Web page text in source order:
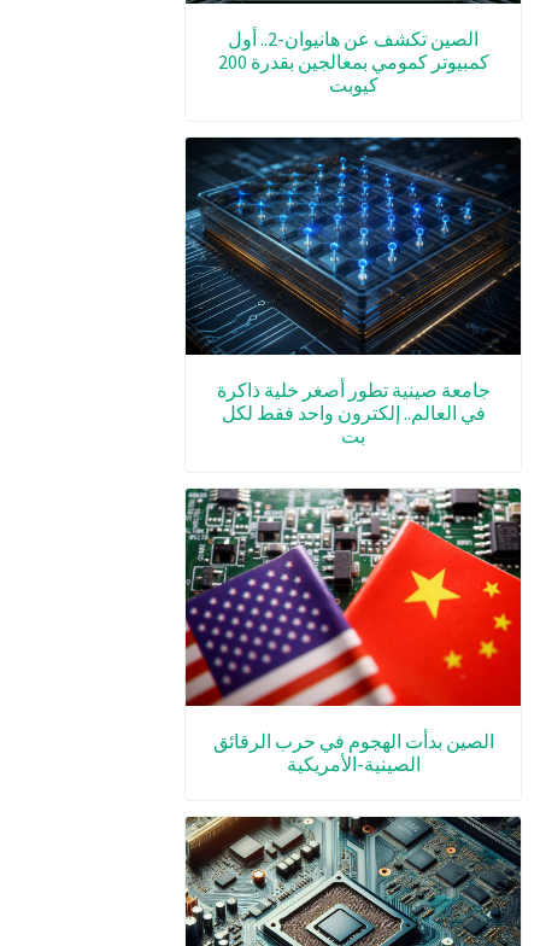
الصين تكشف عن هانيوان-2.. أول
كمبيوتر كمومي بمعالجين بقدرة 200
كيوبت
جامعة صينية تطور أصغر خلية ذاكرة
في العالم.. إلكترون واحد فقط لكل
بت
الصين بدأت الهجوم في حرب الرقائق
الصينية-الأمريكية